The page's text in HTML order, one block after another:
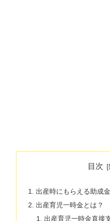
目次
出産時にもらえる助成
出産育児一時金とは？
出産育児一時金直接